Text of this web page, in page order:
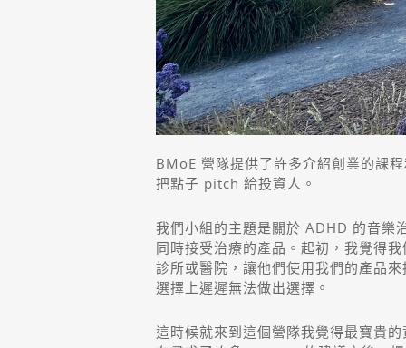
BMoE 營隊提供了許多介紹創業的課
把點子 pitch 給投資人。
我們小組的主題是關於 ADHD 的音樂
同時接受治療的產品。起初，我覺得
診所或醫院，讓他們使用我們的產品
選擇上遲遲無法做出選擇。
這時候就來到這個營隊我覺得最寶貴